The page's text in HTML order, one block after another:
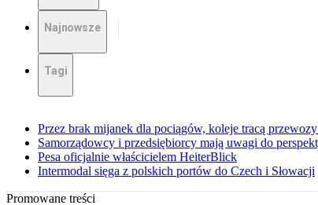
Najnowsze
Tagi
Przez brak mijanek dla pociągów, koleje tracą
Samorządowcy i przedsiębiorcy mają uwagi do
Pesa oficjalnie właścicielem HeiterBlick
Intermodal sięga z polskich portów do Czech i Słowacji
Promowane treści